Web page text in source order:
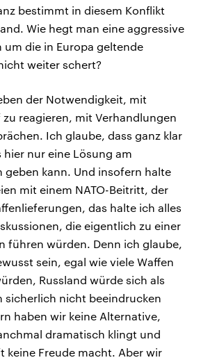
bestimmt in diesem Konflikt
Wie hegt man eine aggressive
um die in Europa geltende
weiter schert?
der Notwendigkeit, mit
reagieren, mit Verhandlungen
Ich glaube, dass ganz klar
hier nur eine Lösung am
geben kann. Und insofern halte
mit einem NATO-Beitritt, der
das halte ich alles
die eigentlich zu einer
führen würden. Denn ich glaube,
sein, egal wie viele Waffen
Russland würde sich als
sicherlich nicht beeindrucken
haben wir keine Alternative,
dramatisch klingt und
keine Freude macht. Aber wir